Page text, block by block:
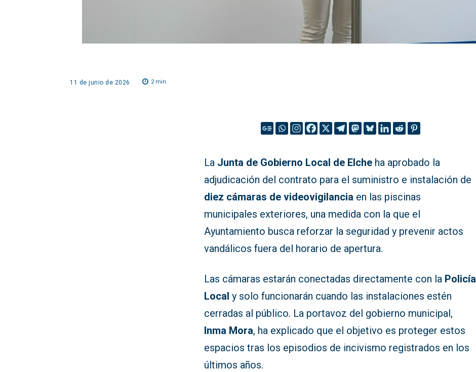
11 de junio de 2026 2min.
La Junta de Gobierno Local de Elche ha aprobado la
adjudicación del contrato para el suministro e instalación de
diez cámaras de videovigilancia en las piscinas
municipales exteriores, una medida con la que el
Ayuntamiento busca reforzar la seguridad y prevenir actos
vandálicos fuera del horario de apertura.
Las cámaras estarán conectadas directamente con la Policía
Local y solo funcionarán cuando las instalaciones estén
cerradas al público. La portavoz del gobierno municipal,
Inma Mora, ha explicado que el objetivo es proteger estos
espacios tras los episodios de incivismo registrados en los
últimos años.